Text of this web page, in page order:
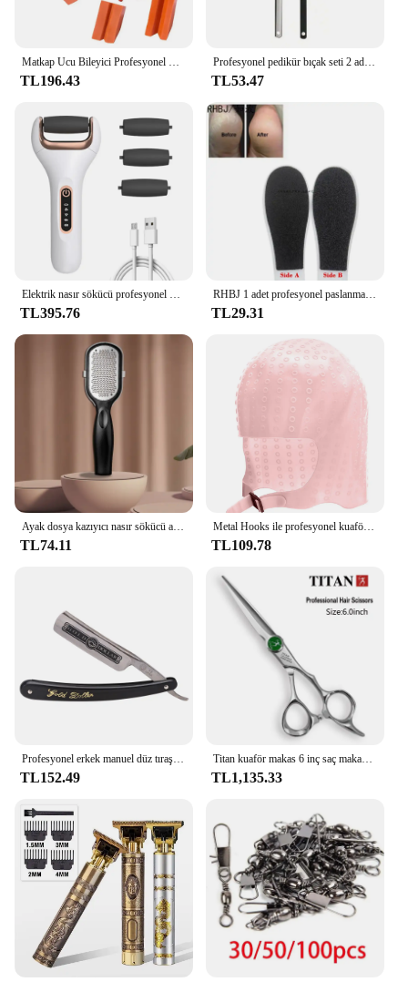
looking to maintain or repair their watches with
precision and ease.
Matkap Ucu Bileyici Profesyonel Metal matkap kalemtıraş Elektrikli Matkap Ucu Bileme Aracı Çok Amaçlı Çift taraflı Parlatma
TL196.43
Profesyonel pedikür bıçak seti 2 adet profesyonel batık ayak tırnağı makası ayak bakımı araçları paslanmaz çelik tırnak manikür kaldırma kiti
TL53.47
Elektrik nasır sökücü profesyonel pedikür ayak araçları su geçirmez ayak bakımı araçları ayak dosya sert cilt sökücü USB
TL395.76
RHBJ 1 adet profesyonel paslanmaz çelik nasır sökücü el ayak dosya kazıyıcı pedikür araçları topuklu ayak bakımı için ölü cilt kaldırmak
TL29.31
TL74.11
Metal Hooks ile profesyonel kuaför saç boyama kapaklar silikon saç boyası kap berber Salon Styling araçları
TL109.78
TL152.49
Titan kuaför makas 6 inç saç makas profesyonel berber makası kesme inceltme şekillendirici aracı kuaför kesme
TL1,135.33